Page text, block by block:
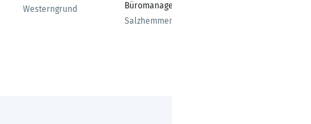
Westerngrund
Büromanagement
Salzhemmendorf